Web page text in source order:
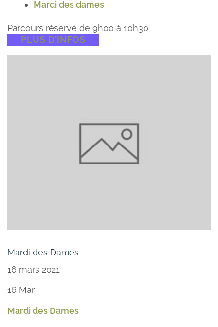
Mardi des dames
Parcours réservé de 9h00 à 10h30
PLUS D’INFOS
Mardi des Dames
16 mars 2021
16 Mar
Mardi des Dames